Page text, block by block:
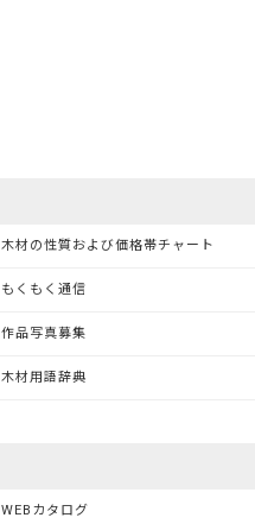
木材の性質および価格帯チャート
もくもく通信
作品写真募集
木材用語辞典
WEBカタログ